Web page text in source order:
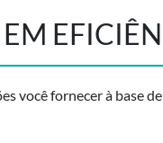
você fornecer à base